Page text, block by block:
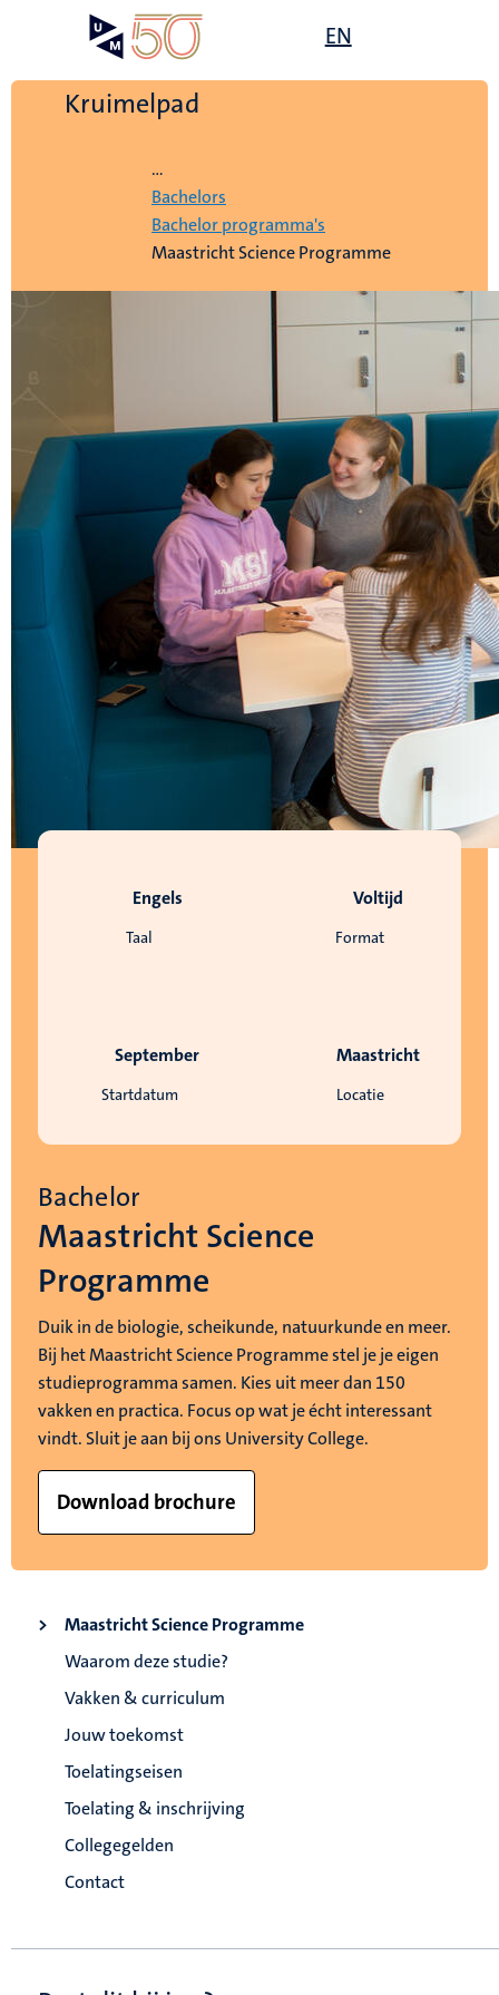
EN
the
Kruimelpad
...
Bachelors
Bachelor programma's
Maastricht Science Programme
Taal
Engels
Format
Voltijd
Startdatum
September
Locatie
Maastricht
Bachelor
Maastricht Science
Programme
Duik in de biologie, scheikunde, natuurkunde en meer.
Bij het Maastricht Science Programme stel je je eigen
studieprogramma samen. Kies uit meer dan 150
vakken en practica. Focus op wat je écht interessant
vindt. Sluit je aan bij ons University College.
Download brochure
Maastricht Science Programme
Waarom deze studie?
Vakken & curriculum
Jouw toekomst
Toelatingseisen
Toelating & inschrijving
Collegegelden
Contact